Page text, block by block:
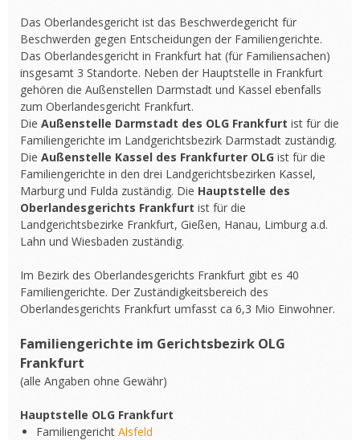
Das Oberlandesgericht ist das Beschwerdegericht für
Beschwerden gegen Entscheidungen der Familiengerichte.
Das Oberlandesgericht in Frankfurt hat (für Familiensachen)
insgesamt 3 Standorte. Neben der Hauptstelle in Frankfurt
gehören die Außenstellen Darmstadt und Kassel ebenfalls
zum Oberlandesgericht Frankfurt.
Die Außenstelle Darmstadt des OLG Frankfurt ist für die
Familiengerichte im Landgerichtsbezirk Darmstadt zuständig.
Die Außenstelle Kassel des Frankfurter OLG ist für die
Familiengerichte in den drei Landgerichtsbezirken Kassel,
Marburg und Fulda zuständig. Die Hauptstelle des
Oberlandesgerichts Frankfurt ist für die
Landgerichtsbezirke Frankfurt, Gießen, Hanau, Limburg a.d.
Lahn und Wiesbaden zuständig.
Im Bezirk des Oberlandesgerichts Frankfurt gibt es 40
Familiengerichte. Der Zuständigkeitsbereich des
Oberlandesgerichts Frankfurt umfasst ca 6,3 Mio Einwohner.
Familiengerichte im Gerichtsbezirk OLG
Frankfurt
(alle Angaben ohne Gewähr)
Hauptstelle OLG Frankfurt
Familiengericht Alsfeld